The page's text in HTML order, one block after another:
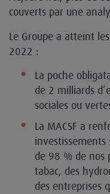
couverts par une
Le Groupe a atteint
2022 :
La poche
de 2 milliards
sociales ou
La MACSF a
investissements
de 98 % de nos
tabac, des
des entreprises